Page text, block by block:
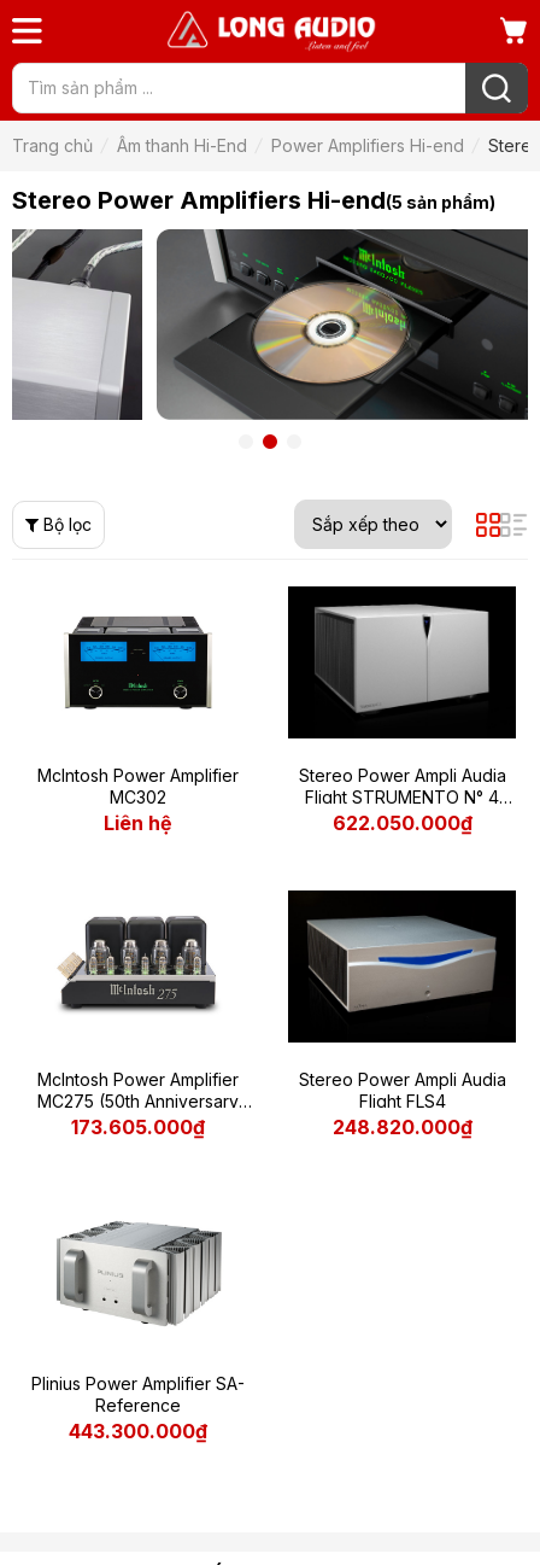
Trang chủ Âm thanh Hi-End Power Amplifiers Hi-end
Stereo Power Amplifiers Hi-end(5 sản phẩm)
Bộ lọc
McIntosh Power Amplifier
MC302
Liên hệ
Stereo Power Ampli Audia
Flight STRUMENTO N° 4
MK2
622.050.000₫
McIntosh Power Amplifier
MC275 (50th Anniversary
Limited Edition)
173.605.000₫
Stereo Power Ampli Audia
Flight FLS4
248.820.000₫
Plinius Power Amplifier SA-
Reference
443.300.000₫